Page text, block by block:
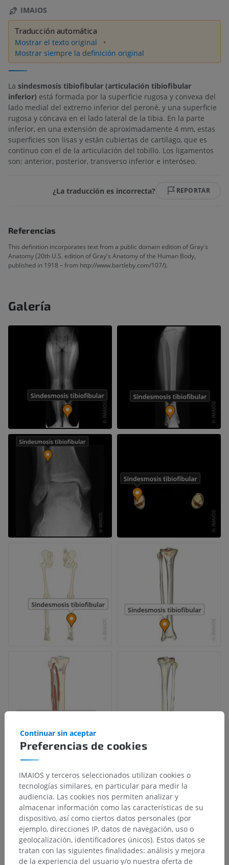
IMAIOS
Traducción automática
Mostrar el texto original
Mostrar siempre la definición original
La sindesmosis tibiofibular (articulación tibiofibular
inferior) está formada por la superficie rugosa y convexa del
lado medial del extremo inferior del peroné, y una superficie
rugosa y cóncava en el lado lateral de la tibia. En la parte
inferior, en una extensión de aproximadamente 4 mm, estas
superficies son lisas y están cubiertas de cartílago, que es
continuo con el de la articulación del tobillo. Los ligamentos
son: anterior, posterior, transverso inferior e interóseo.
¿La traducción es incorrecta? REPORTAR
Referencias
This definition incorporates text from a public domain edition of Gray's
Anatomy (20th U.S. edition of Gray's Anatomy of the Human Body,
published in 1918 – from http://www.bartleby.com/107/).
Galería
Preferencias de cookies
Continuar sin aceptar
IMAIOS y terceros seleccionados utilizan cookies o
tecnologías similares, en particular para medir la
audiencia. Las cookies nos permiten analizar y
almacenar información como las características de su
dispositivo, así como ciertos datos personales (por
ejemplo, direcciones IP, datos de navegación, uso o
geolocalización, identificadores únicos). Estos datos se
tratan con las siguientes finalidades: análisis y mejora
de la experiencia del usuario y/o nuestra oferta de